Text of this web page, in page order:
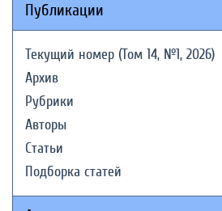
Публикации
Текущий номер (Том 14, №1, 2026)
Архив
Рубрики
Авторы
Статьи
Подборка статей